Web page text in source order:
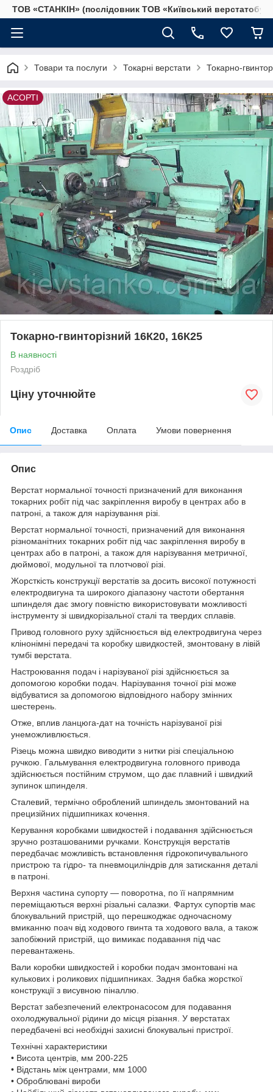
ТОВ «СТАНКІН» (послідовник ТОВ «Київський
Товари та послуги Токарні верстати Токарно-
АСОРТІ
Токарно-гвинторізний 16К20, 16К25
В наявності
Роздріб
Ціну уточнюйте
Опис Доставка Оплата Умови повернення
Опис
Верстат нормальної точності призначений для виконання
токарних робіт під час закріплення виробу в центрах або в
патроні, а також для нарізування різі.
Верстат нормальної точності, призначений для виконання
різноманітних токарних робіт під час закріплення виробу в
центрах або в патроні, а також для нарізування метричної,
дюймової, модульної та плотчової різі.
Жорсткість конструкції верстатів за досить високої потужності
електродвигуна та широкого діапазону частоти обертання
шпинделя дає змогу повністю використовувати можливості
інструменту зі швидкорізальної сталі та твердих сплавів.
Привод головного руху здійснюється від електродвигуна через
клінонімні передачі та коробку швидкостей, змонтовану в лівій
тумбі верстата.
Настроювання подач і нарізуваної різі здійснюється за
допомогою коробки подач. Нарізування точної різі може
відбуватися за допомогою відповідного набору змінних
шестерень.
Отже, вплив ланцюга-дат на точність нарізуваної різі
унеможливлюється.
Різець можна швидко виводити з нитки різі спеціальною
ручкою. Гальмування електродвигуна головного привода
здійснюється постійним струмом, що дає плавний і швидкий
зупинок шпинделя.
Сталевий, термічно оброблений шпиндель змонтований на
прецизійних підшипниках кочення.
Керування коробками швидкостей і подавання здійснюється
зручно розташованими ручками. Конструкція верстатів
передбачає можливість встановлення гідрокопичувального
пристрою та гідро- та пневмоциліндрів для затискання деталі
в патроні.
Верхня частина супорту — поворотна, по її напрямним
переміщаються верхні різальні салазки. Фартух супортів має
блокувальний пристрій, що перешкоджає одночасному
вмиканню поач від ходового гвинта та ходового вала, а також
запобіжний пристрій, що вимикає подавання під час
перевантажень.
Вали коробки швидкостей і коробки подач змонтовані на
кулькових і роликових підшипниках. Задня бабка жорсткої
конструкції з висувною піналлю.
Верстат забезпечений електронасосом для подавання
охолоджувальної рідини до місця різання. У верстатах
передбачені всі необхідні захисні блокувальні пристрої.
Технічні характеристики
• Висота центрів, мм 200-225
• Відстань між центрами, мм 1000
• Оброблювані вироби